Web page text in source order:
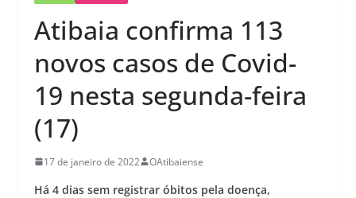
Atibaia confirma 113
novos casos de Covid-
19 nesta segunda-feira
(17)
17 de janeiro de 2022 OAtibaiense
Há 4 dias sem registrar óbitos pela doença,